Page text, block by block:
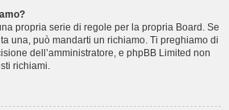
propria serie di regole per la propria Board. Se
una, può mandarti un richiamo. Ti preghiamo di
dell’amministratore, e phpBB Limited non
richiami.